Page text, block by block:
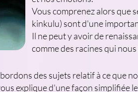
des sujets relatif à ce que
explique d'une façon simplifiée
Vous comprenez alors que
kinkulu) sont d'une
Il ne peut y avoir de
comme des racines qui